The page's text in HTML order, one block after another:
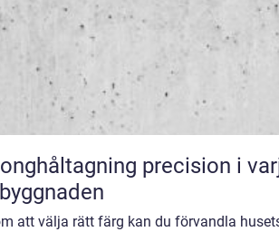
precision i varje steg av
att välja rätt färg kan du förvandla